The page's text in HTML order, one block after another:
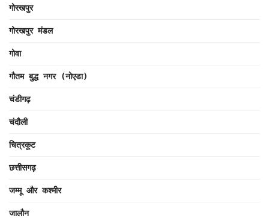
गोरखपुर
गोरखपुर मंडल
गोवा
गौतम बुद्ध नगर (नोएडा)
चंडीगढ़
चंदौली
चित्रकूट
छत्तीसगढ़
जम्मू और कश्मीर
जालौन